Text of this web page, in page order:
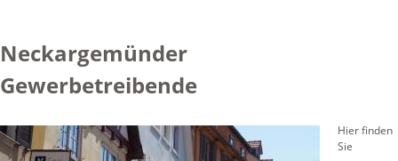
Neckargemünder
Gewerbetreibende
Hier finden
Sie